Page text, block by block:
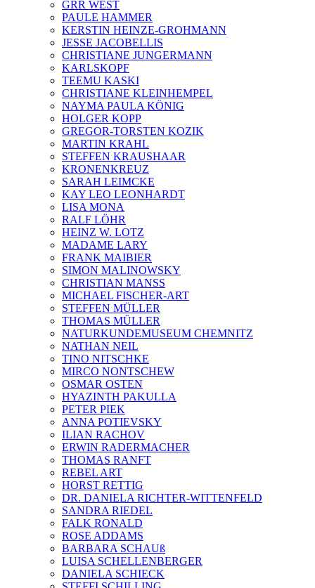
GRR WEST
PAULE HAMMER
KERSTIN HEINZE-GROHMANN
JESSE JACOBELLIS
CHRISTIANE JUNGERMANN
KARLSKOPF
TEEMU KASKI
CHRISTIANE KLEINHEMPEL
NAYMA PAULA KÖNIG
HOLGER KOPP
GREGOR-TORSTEN KOZIK
MARTIN KRAHL
STEFFEN KRAUSHAAR
KRONENKREUZ
SARAH LEIMCKE
KAY LEO LEONHARDT
LISA MONA
RALF LÖHR
HEINZ W. LOTZ
MADAME LARY
FRANK MAIBIER
SIMON MALINOWSKY
CHRISTIAN MANSS
MICHAEL FISCHER-ART
STEFFEN MÜLLER
THOMAS MÜLLER
NATURKUNDEMUSEUM CHEMNITZ
NATHAN NEIL
TINO NITSCHKE
MIRCO NONTSCHEW
OSMAR OSTEN
HYAZINTH PAKULLA
PETER PIEK
ANNA POTIEVSKY
ILIAN RACHOV
ERWIN RADERMACHER
THOMAS RANFT
REBEL ART
HORST RETTIG
DR. DANIELA RICHTER-WITTENFELD
SANDRA RIEDEL
FALK RONALD
ROSE ADDAMS
BARBARA SCHAUß
LUISA SCHELLENBERGER
DANIELA SCHIECK